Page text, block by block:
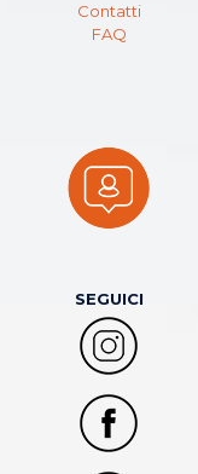
Contatti
FAQ
SEGUICI